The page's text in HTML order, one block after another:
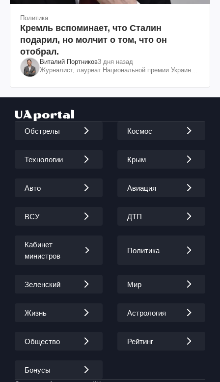
Политика
Кремль вспоминает, что Сталин
подарил, но молчит о том, что он
отобрал.
Виталий Портников3 дня назад
Журналист, лауреат Национальной премии Украины
Обстрелы Космос
Технологии Крым
Авто Авиация
ВСУ ДТП
Кабинет
министров
Политика
Зеленский Мир
Жизнь Астрология
Общество Рейтинг
Бонусы